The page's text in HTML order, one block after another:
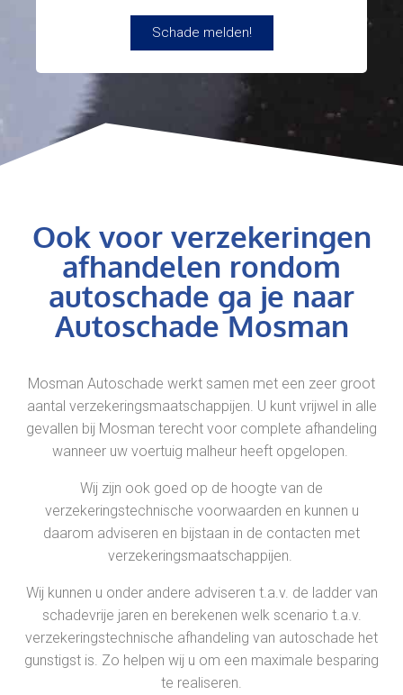
Schade melden!
Ook voor verzekeringen
afhandelen rondom
autoschade ga je naar
Autoschade Mosman
Mosman Autoschade werkt samen met een zeer groot
aantal verzekeringsmaatschappijen. U kunt vrijwel in alle
gevallen bij Mosman terecht voor complete afhandeling
wanneer uw voertuig malheur heeft opgelopen.
Wij zijn ook goed op de hoogte van de
verzekeringstechnische voorwaarden en kunnen u
daarom adviseren en bijstaan in de contacten met
verzekeringsmaatschappijen.
Wij kunnen u onder andere adviseren t.a.v. de ladder van
schadevrije jaren en berekenen welk scenario t.a.v.
verzekeringstechnische afhandeling van autoschade het
gunstigst is. Zo helpen wij u om een maximale besparing
te realiseren.